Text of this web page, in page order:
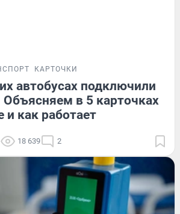
КАРТОЧКИ
автобусах подключили
в 5 карточках
и как работает
18 639 2